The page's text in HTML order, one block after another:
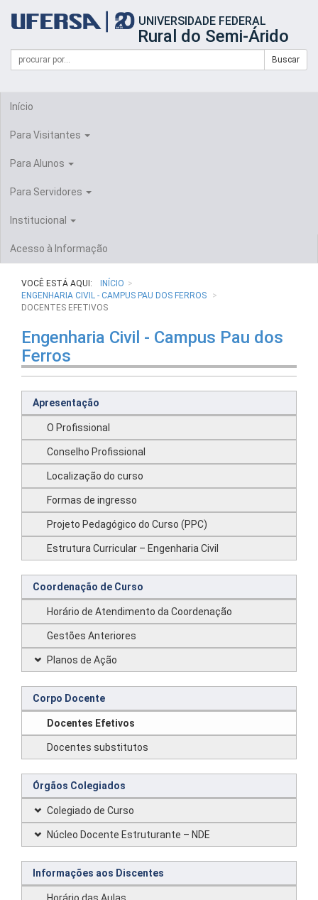
portal
UFERSA
UNIVERSIDADE FEDERAL
Rural do Semi-Árido
Formulário
Busca
Campo
de
Buscar
Início
Para Visitantes
Para Alunos
Para Servidores
Institucional
Acesso à Informação
VOCÊ ESTÁ AQUI:
INÍCIO
ENGENHARIA CIVIL - CAMPUS PAU DOS FERROS
DOCENTES EFETIVOS
Engenharia Civil - Campus Pau dos
Ferros
Apresentação
O Profissional
Conselho Profissional
Localização do curso
Formas de ingresso
Projeto Pedagógico do Curso (PPC)
Estrutura Curricular – Engenharia Civil
Coordenação de Curso
Horário de Atendimento da Coordenação
Gestões Anteriores
Planos de Ação
Corpo Docente
Docentes Efetivos
Docentes substitutos
Órgãos Colegiados
Colegiado de Curso
Núcleo Docente Estruturante – NDE
Informações aos Discentes